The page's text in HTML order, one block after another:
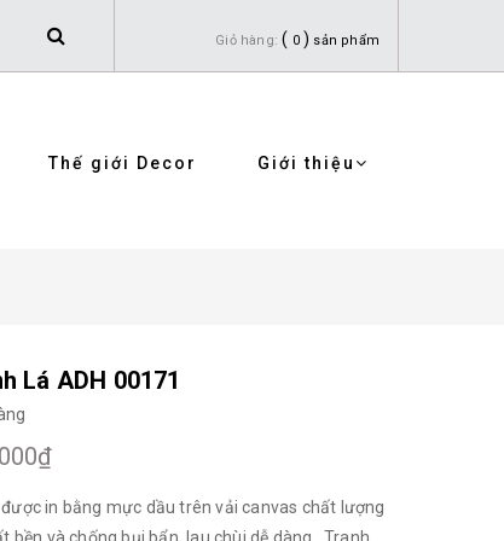
Giỏ hàng: ( 0 ) sản phẩm
Thế giới Decor Giới thiệu
Lá ADH 00171
in bằng mực dầu trên vải canvas chất lượng